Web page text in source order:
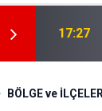
17:23
BÖLGE ve İLÇELER